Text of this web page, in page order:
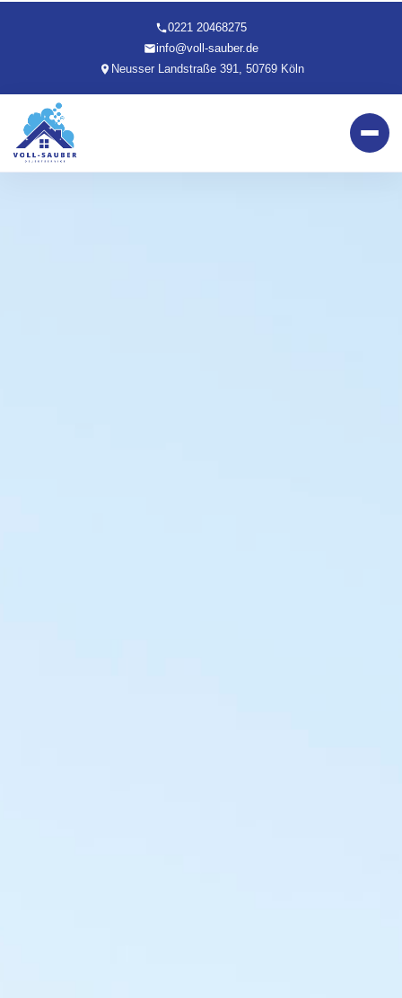
0221 20468275
info@voll-sauber.de
Neusser Landstraße 391, 50769 Köln